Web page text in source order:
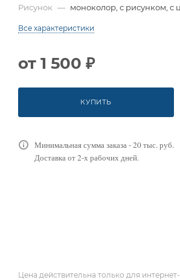
Рисунок — моноколор, с рисунком, с
Все характеристики
от 1 500 ₽
КУПИТЬ
Минимальная сумма заказа - 20 тыс. руб.
Доставка от 2-х рабочих дней.
Цена действительна только для